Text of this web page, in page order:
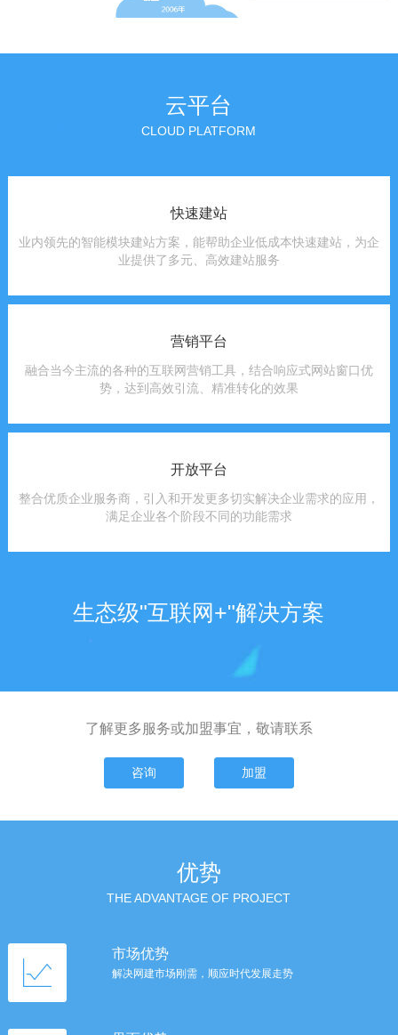
云平台
CLOUD PLATFORM
快速建站
业内领先的智能模块建站方案，能帮助企业低成本快速建站，为企
业提供了多元、高效建站服务
营销平台
融合当今主流的各种的互联网营销工具，结合响应式网站窗口优
势，达到高效引流、精准转化的效果
开放平台
整合优质企业服务商，引入和开发更多切实解决企业需求的应用，
满足企业各个阶段不同的功能需求
生态级"互联网+"解决方案
了解更多服务或加盟事宜，敬请联系
咨询 加盟
优势
THE ADVANTAGE OF PROJECT
市场优势
解决网建市场刚需，顺应时代发展走势